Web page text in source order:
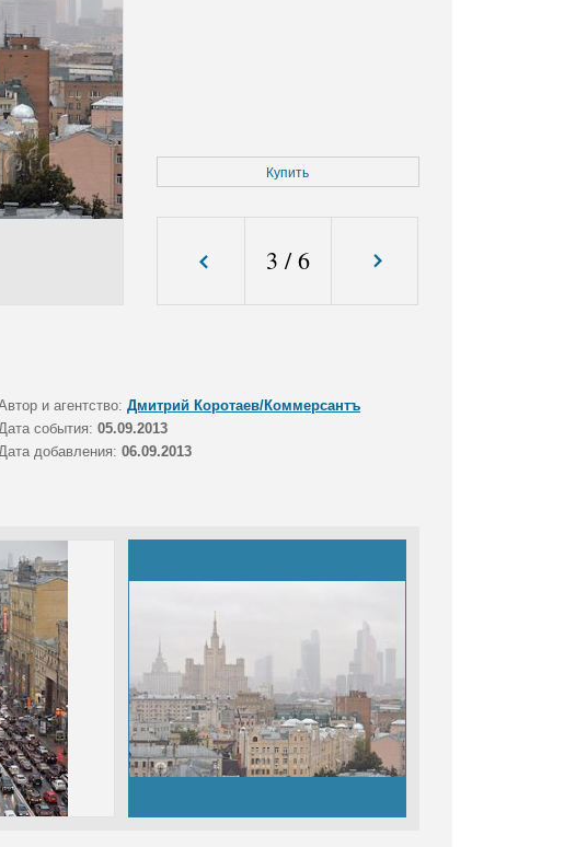
Купить
3 /6
и агентство: Дмитрий Коротаев/Коммерсантъ
события: 05.09.2013
добавления: 06.09.2013